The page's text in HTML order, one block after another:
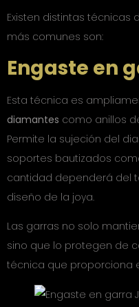
Existen distintas
más comunes son:
Engaste en
Esta técnica es
diamantes como anillos
Permite la sujeción del
soportes bautizados
cantidad dependerá del
diseño de la joya.
Las garras no solo
sino que lo protegen de
técnica que proporciona